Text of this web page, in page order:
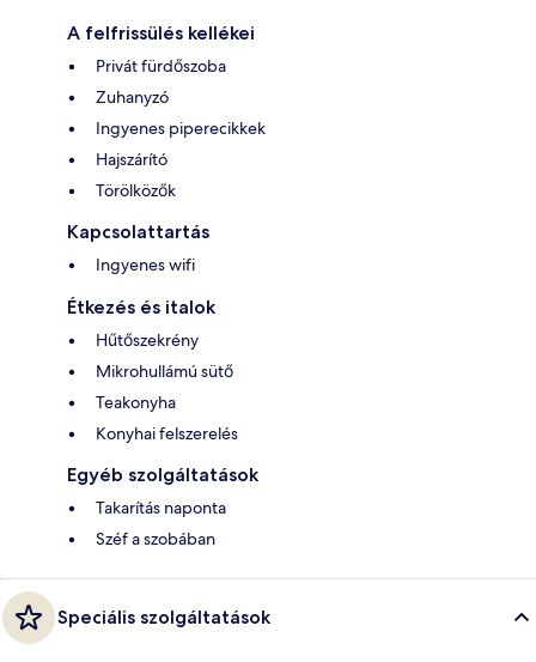
A felfrissülés kellékei
Privát fürdőszoba
Zuhanyzó
Ingyenes piperecikkek
Hajszárító
Törölközők
Kapcsolattartás
Ingyenes wifi
Étkezés és italok
Hűtőszekrény
Mikrohullámú sütő
Teakonyha
Konyhai felszerelés
Egyéb szolgáltatások
Takarítás naponta
Széf a szobában
Speciális szolgáltatások